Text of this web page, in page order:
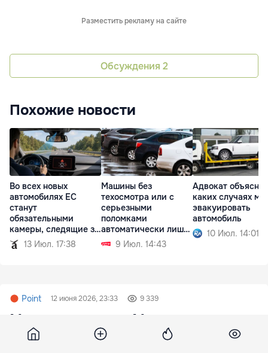
Разместить рекламу на сайте
Обсуждения 2
Похожие новости
Во всех новых
автомобилях ЕС
станут
обязательными
камеры, следящие за
водителем
13 Июл. 17:38
Машины без
техосмотра или с
серьезными
поломками
автоматически лишат
регистрации
9 Июл. 14:43
Адвокат
каких случаях
эвакуировать
автомобиль
10 Июл. 14:01
Point 12 июня 2026, 23:33 9 339
Исследование: Игры на
свежем воздухе защищают